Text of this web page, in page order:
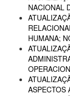
NACIONAL
HUMANA;
ASPECTOS